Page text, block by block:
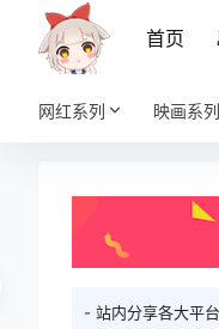
首页
网红系列 映画系列
- 站内分享各大平